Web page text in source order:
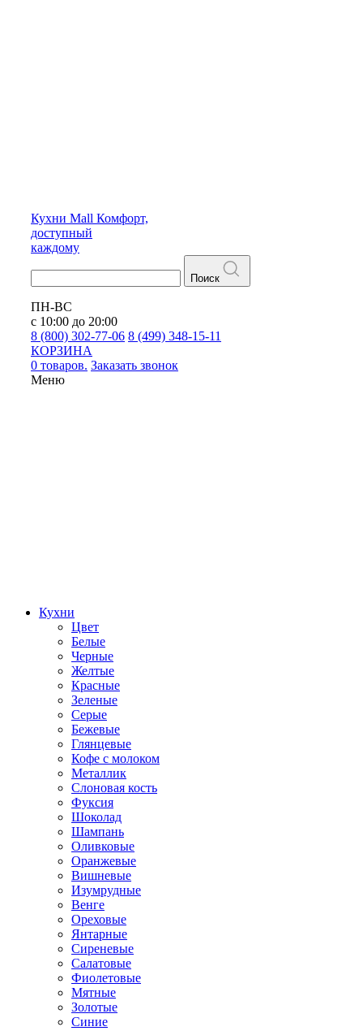
Кухни Mall Комфорт,
доступный
каждому
Поиск
ПН-ВС
с 10:00 до 20:00
8 (800) 302-77-06 8 (499) 348-15-11
КОРЗИНА
0 товаров. Заказать звонок
Меню
Кухни
Цвет
Белые
Черные
Желтые
Красные
Зеленые
Серые
Бежевые
Глянцевые
Кофе с молоком
Металлик
Слоновая кость
Фуксия
Шоколад
Шампань
Оливковые
Оранжевые
Вишневые
Изумрудные
Венге
Ореховые
Янтарные
Сиреневые
Салатовые
Фиолетовые
Мятные
Золотые
Синие